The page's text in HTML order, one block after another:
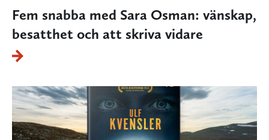
Fem snabba med Sara Osman: vänskap,
besatthet och att skriva vidare